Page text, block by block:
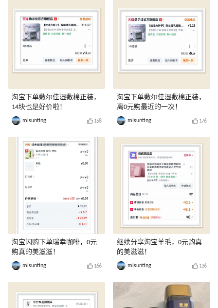
淘宝下单敷尔佳湿敷棉正装，
14块也是好价啦！
misunting 158
淘宝闪购下单瑞幸咖啡，0元
购真的美滋滋！
misunting 166
淘宝下单敷尔佳湿敷棉正装，
离0元购最近的一次！
misunting 176
继续分享淘宝羊毛，0元购真
的美滋滋！
misunting 136